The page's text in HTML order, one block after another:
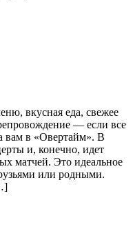
вкусная еда, свежее
— если все
вам в «Овертайм». В
и, конечно, идет
матчей. Это идеальное
или родными.